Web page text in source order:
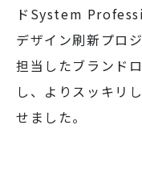
ドSystem
デザイン刷新プロ
担当したブランド
し、よりスッキリ
せました。